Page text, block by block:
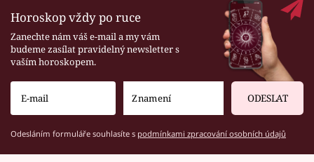
Horoskop vždy po ruce
Zanechte nám váš e-mail a my vám
budeme zasílat pravidelný newsletter s
vaším horoskopem.
ODESLAT
Odesláním formuláře souhlasíte s podmínkami zpracování osobních údajů